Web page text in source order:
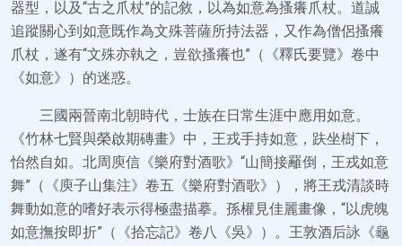
器型，以及“古之爪杖”的記敘，以為如意為搔癢爪杖。道誠
追蹤關心到如意既作為文殊菩薩所持法器，又作為僧侶搔癢
爪杖，遂有“文殊亦執之，豈欲搔癢也”（《釋氏要覽》卷中
《如意》）的迷惑。
三國兩晉南北朝時代，士族在日常生涯中應用如意。
《竹林七賢與榮啟期磚畫》中，王戎手持如意，趺坐樹下，
怡然自如。北周庾信《樂府對酒歌》“山簡接䍦倒，王戎如意
舞”（《庾子山集注》卷五《樂府對酒歌》），將王戎清談時
舞動如意的嗜好表示得極盡描摹。孫權見佳麗畫像，“以虎魄
如意撫按即折”（《拾忘記》卷八《吳》）。王敦酒后詠《龜